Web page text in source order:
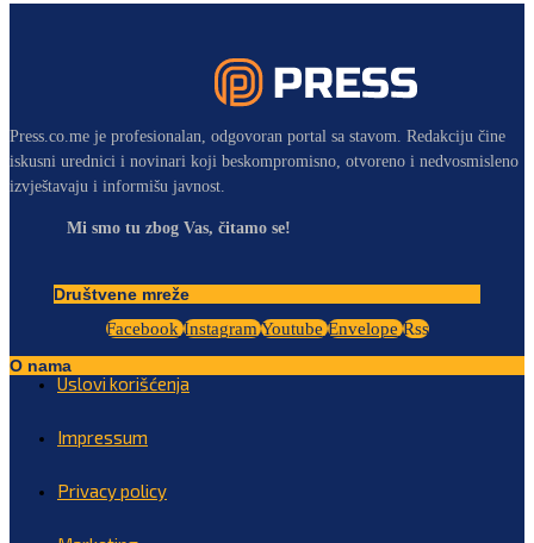
Press.co.me je profesionalan, odgovoran portal sa stavom. Redakciju čine
iskusni urednici i novinari koji beskompromisno, otvoreno i nedvosmisleno
izvještavaju i informišu javnost.
Mi smo tu zbog Vas, čitamo se!
Društvene mreže
Facebook Instagram Youtube Envelope Rss
O nama
Uslovi korišćenja
Impressum
Privacy policy